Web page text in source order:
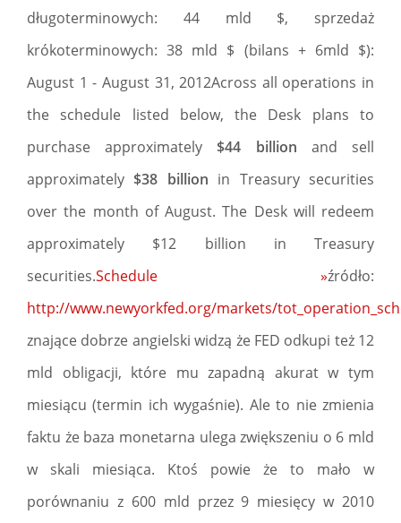
długoterminowych: 44 mld $, sprzedaż
krókoterminowych: 38 mld $ (bilans + 6mld $):
August 1 - August 31, 2012Across all operations in
the schedule listed below, the Desk plans to
purchase approximately $44 billion and sell
approximately $38 billion in Treasury securities
over the month of August. The Desk will redeem
approximately $12 billion in Treasury
securities.Schedule »źródło:
http://www.newyorkfed.org/markets/
znające dobrze angielski widzą że FED odkupi też 12
mld obligacji, które mu zapadną akurat w tym
miesiącu (termin ich wygaśnie). Ale to nie zmienia
faktu że baza monetarna ulega zwiększeniu o 6 mld
w skali miesiąca. Ktoś powie że to mało w
porównaniu z 600 mld przez 9 miesięcy w 2010